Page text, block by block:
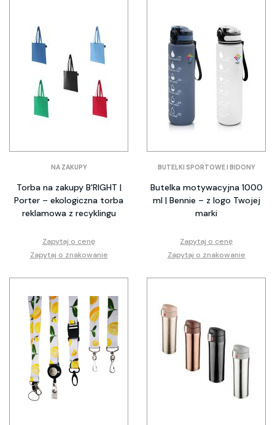
NA ZAKUPY
Torba na zakupy B'RIGHT |
Porter – ekologiczna torba
reklamowa z recyklingu
Zapytaj o cenę
Zapytaj o znakowanie
BUTELKI SPORTOWE I BIDONY
Butelka motywacyjna 1000
ml | Bennie – z logo Twojej
marki
Zapytaj o cenę
Zapytaj o znakowanie